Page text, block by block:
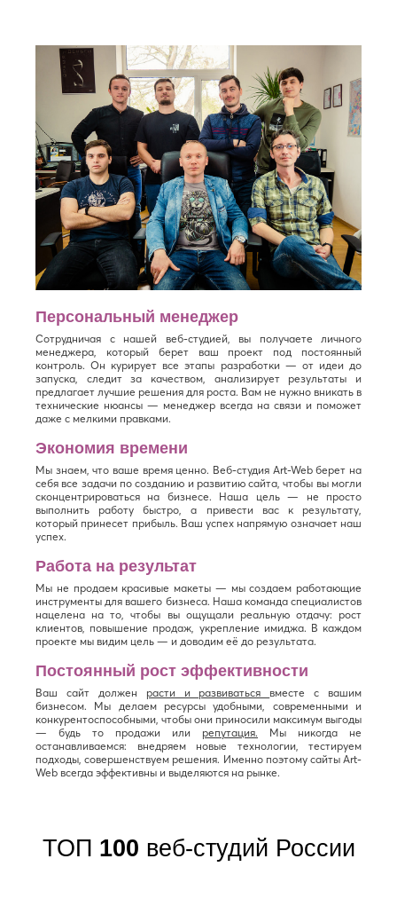
Персональный менеджер
Сотрудничая с нашей веб-студией, вы получаете личного
менеджера, который берет ваш проект под постоянный
контроль. Он курирует все этапы разработки — от идеи до
запуска, следит за качеством, анализирует результаты и
предлагает лучшие решения для роста. Вам не нужно вникать в
технические нюансы — менеджер всегда на связи и поможет
даже с мелкими правками.
Экономия времени
Мы знаем, что ваше время ценно. Веб-студия Art-Web берет на
себя все задачи по созданию и развитию сайта, чтобы вы могли
сконцентрироваться на бизнесе. Наша цель — не просто
выполнить работу быстро, а привести вас к результату,
который принесет прибыль. Ваш успех напрямую означает наш
успех.
Работа на результат
Мы не продаем красивые макеты — мы создаем работающие
инструменты для вашего бизнеса. Наша команда специалистов
нацелена на то, чтобы вы ощущали реальную отдачу: рост
клиентов, повышение продаж, укрепление имиджа. В каждом
проекте мы видим цель — и доводим её до результата.
Постоянный рост эффективности
Ваш сайт должен расти и развиваться вместе с вашим
бизнесом. Мы делаем ресурсы удобными, современными и
конкурентоспособными, чтобы они приносили максимум выгоды
— будь то продажи или репутация. Мы никогда не
останавливаемся: внедряем новые технологии, тестируем
подходы, совершенствуем решения. Именно поэтому сайты Art-
Web всегда эффективны и выделяются на рынке.
ТОП 100 веб-студий России